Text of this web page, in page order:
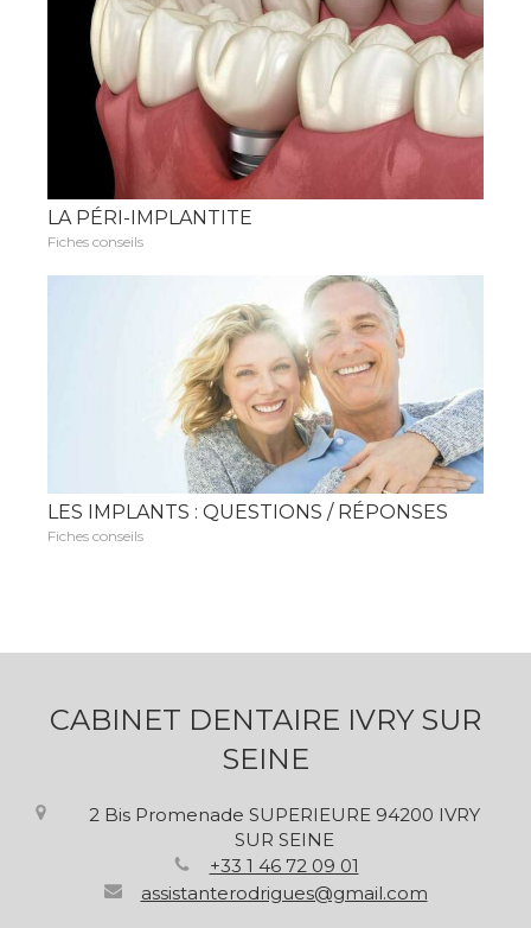
LA PÉRI-IMPLANTITE
Fiches conseils
LES IMPLANTS : QUESTIONS / RÉPONSES
Fiches conseils
CABINET DENTAIRE IVRY SUR
SEINE
2 Bis Promenade SUPERIEURE 94200 IVRY
SUR SEINE
+33 1 46 72 09 01
assistanterodrigues@gmail.com